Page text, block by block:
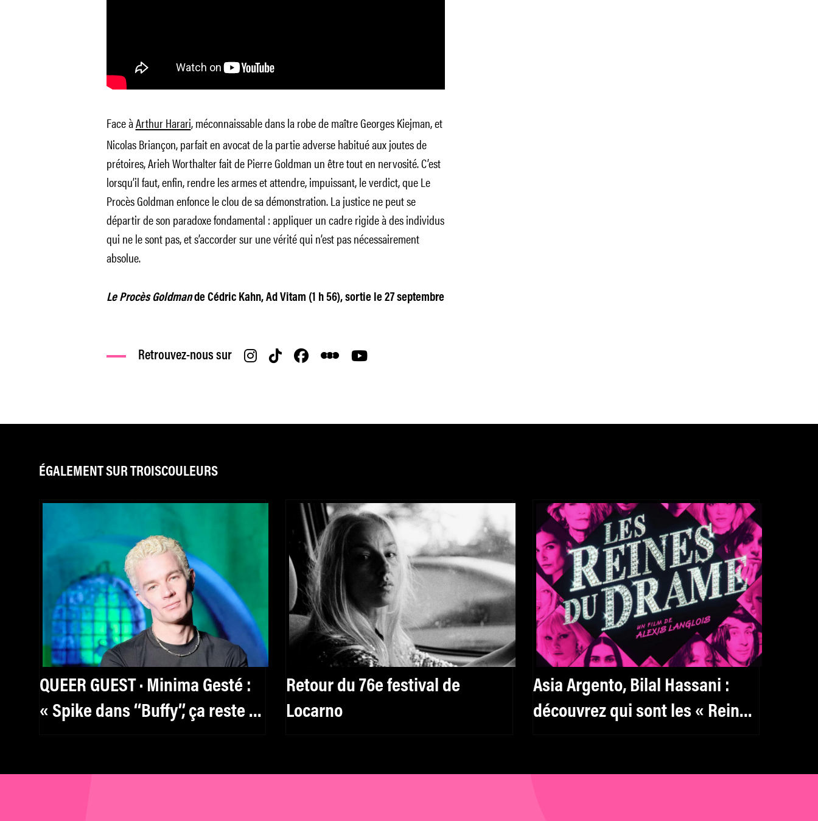
Face àArthur Harari, méconnaissable dans la robe de maître Georges Kiejman, et
Nicolas Briançon, parfait en avocat de la partie adverse habitué aux joutes de
prétoires, Arieh Worthalter fait de Pierre Goldman un être tout en nervosité. C’est
lorsqu’il faut, enfin, rendre les armes et attendre, impuissant, le verdict, que Le
Procès Goldman enfonce le clou de sa démonstration. La justice ne peut se
départir de son paradoxe fondamental : appliquer un cadre rigide à des individus
qui ne le sont pas, et s’accorder sur une vérité qui n’est pas nécessairement
absolue.
Le Procès Goldmande Cédric Kahn, Ad Vitam (1 h 56), sortie le 27 septembre
Retrouvez-nous sur
ÉGALEMENT SUR TROISCOULEURS
QUEER GUEST · Minima Gesté :
« Spike dans ‘‘Buffy’’, ça reste le
Retour du 76e festival de
Locarno
Asia Argento, Bilal Hassani :
découvrez qui sont les « Reines